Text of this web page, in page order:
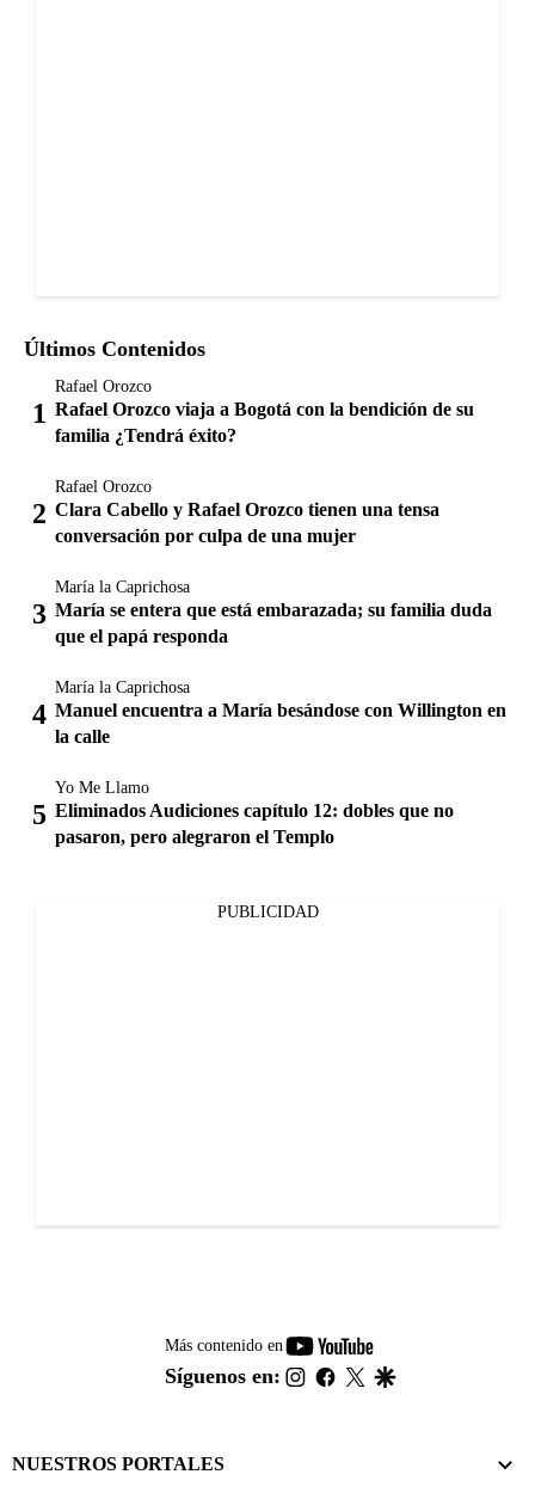
Últimos Contenidos
Rafael Orozco
Rafael Orozco viaja a Bogotá con la bendición de su
familia ¿Tendrá éxito?
Rafael Orozco
Clara Cabello y Rafael Orozco tienen una tensa
conversación por culpa de una mujer
María la Caprichosa
María se entera que está embarazada; su familia duda
que el papá responda
María la Caprichosa
Manuel encuentra a María besándose con Willington en
la calle
Yo Me Llamo
Eliminados Audiciones capítulo 12: dobles que no
pasaron, pero alegraron el Templo
PUBLICIDAD
Más contenido en
youtube-
footer
Síguenos en: instagram
facebook
twitter
NUESTROS PORTALES